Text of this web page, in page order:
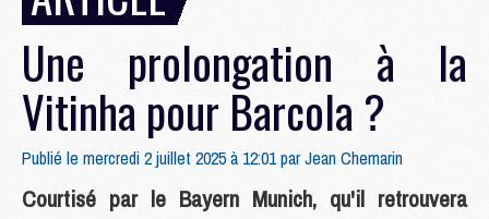
Une prolongation à la
Vitinha pour Barcola ?
Publié le mercredi 2 juillet 2025 à 12:01 parJean Chemarin
Courtisé par le Bayern Munich, qu'il retrouvera